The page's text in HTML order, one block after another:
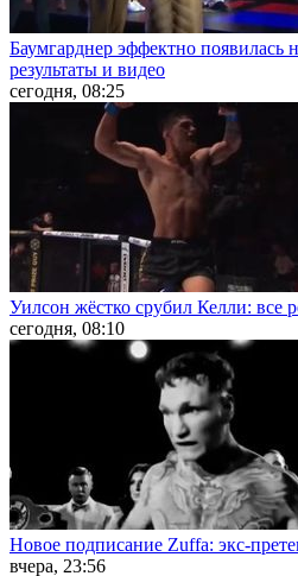
Баумгарднер эффектно появилась
результаты и видео
сегодня, 08:25
Уилсон жёстко срубил Келли: все
сегодня, 08:10
Новое подписание Zuffa: экс-
вчера, 23:56